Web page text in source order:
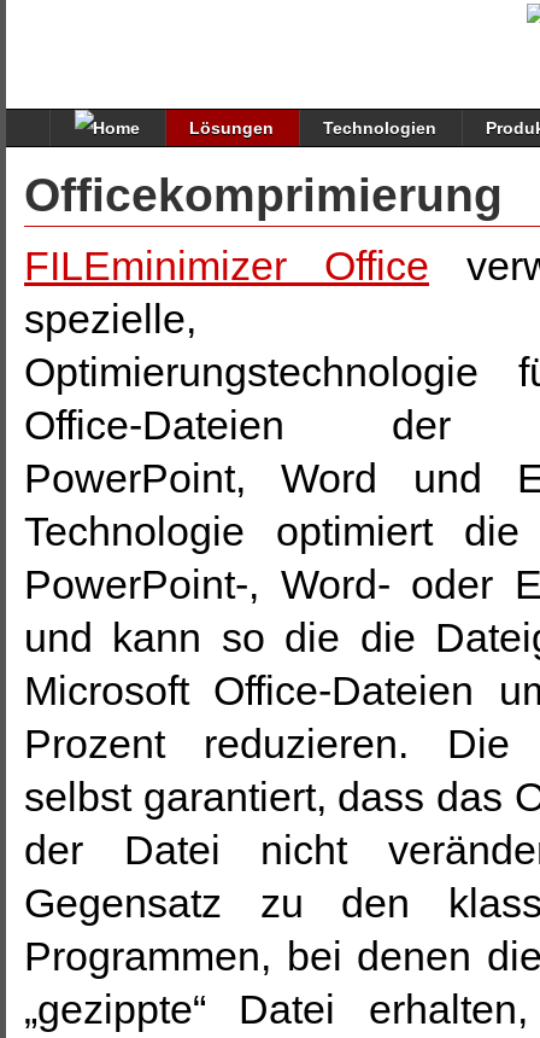
Lösungen Technologien
Officekomprimierung
FILEminimizer Office
spezielle,
Optimierungstechnologie
Office-Dateien der
PowerPoint, Word und
Technologie optimiert
PowerPoint-, Word- oder
und kann so die die
Microsoft Office-Dateien
Prozent reduzieren. Die
selbst garantiert, dass das
der Datei nicht
Gegensatz zu den
Programmen, bei denen
„gezippte“ Datei